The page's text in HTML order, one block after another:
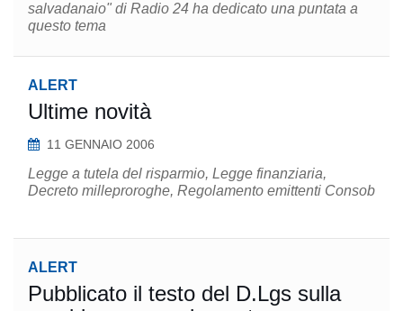
salvadanaio" di Radio 24 ha dedicato una puntata a
questo tema
ALERT
Ultime novità
11 GENNAIO 2006
Legge a tutela del risparmio, Legge finanziaria,
Decreto milleproroghe, Regolamento emittenti Consob
ALERT
Pubblicato il testo del D.Lgs sulla